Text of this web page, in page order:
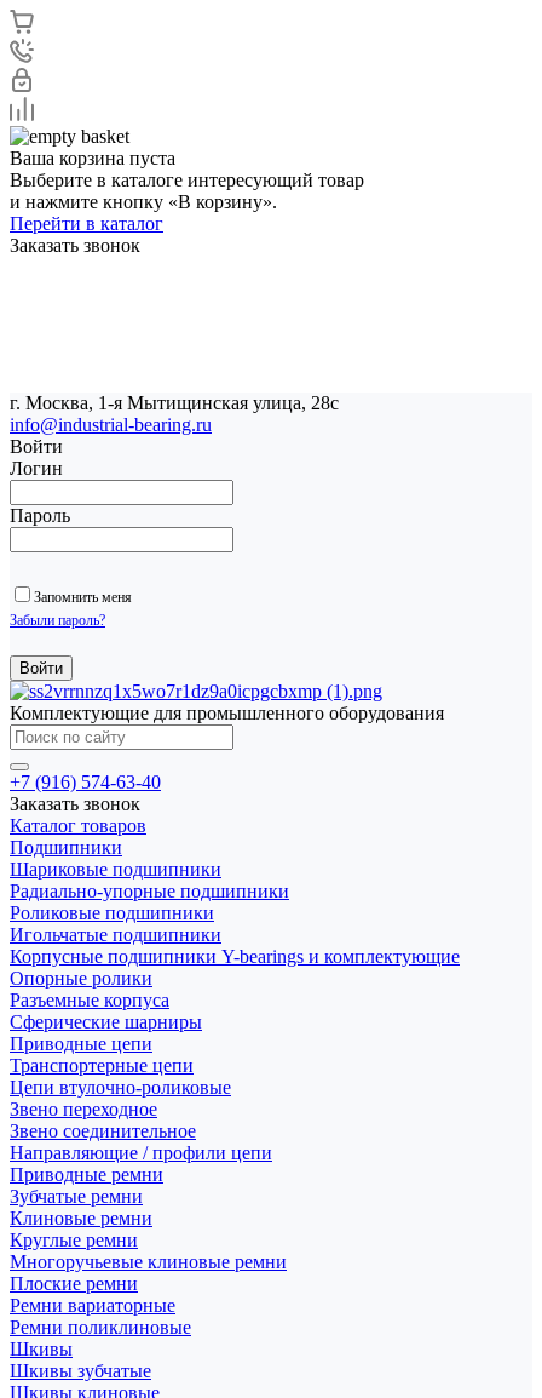
Ваша корзина пуста
Выберите в каталоге интересующий товар
и нажмите кнопку «В корзину».
Перейти в каталог
Заказать звонок
г. Москва, 1-я Мытищинская улица, 28с
info@industrial-bearing.ru
Войти
Логин
Пароль
Запомнить меня
Забыли пароль?
Комплектующие для промышленного оборудования
+7 (916) 574-63-40
Заказать звонок
Каталог товаров
Подшипники
Шариковые подшипники
Радиально-упорные подшипники
Роликовые подшипники
Игольчатые подшипники
Корпусные подшипники Y-bearings и комплектующие
Опорные ролики
Разъемные корпуса
Сферические шарниры
Приводные цепи
Транспортерные цепи
Цепи втулочно-роликовые
Звено переходное
Звено соединительное
Направляющие / профили цепи
Приводные ремни
Зубчатые ремни
Клиновые ремни
Круглые ремни
Многоручьевые клиновые ремни
Плоские ремни
Ремни вариаторные
Ремни поликлиновые
Шкивы
Шкивы зубчатые
Шкивы клиновые